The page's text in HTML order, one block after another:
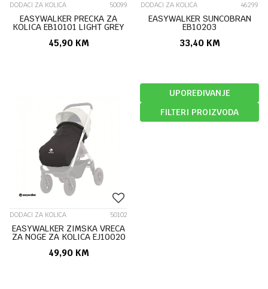
DODACI ZA KOLICA 50099
EASYWALKER PRECKA ZA
KOLICA EB10101 LIGHT GREY
45,90 KM
DODACI ZA KOLICA 46299
EASYWALKER SUNCOBRAN
EB10203
33,40 KM
DODACI ZA KOLICA 50102
EASYWALKER ZIMSKA VRECA
ZA NOGE ZA KOLICA EJ10020
49,90 KM
UPOREĐIVANJE
FILTERI PROIZVODA